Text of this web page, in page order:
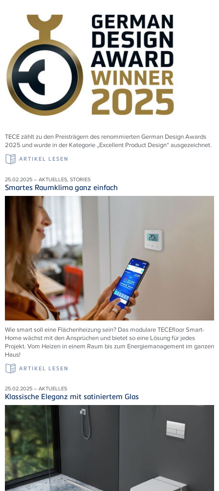
TECE zählt zu den Preisträgern des renommierten German Design Awards
2025 und wurde in der Kategorie „Excellent Product Design“ ausgezeichnet.
ARTIKEL LESEN
25.02.2025 – AKTUELLES, STORIES
Smartes Raumklima ganz einfach
Wie smart soll eine Flächenheizung sein? Das modulare TECEfloor Smart-
Home wächst mit den Ansprüchen und bietet so eine Lösung für jedes
Projekt. Vom Heizen in einem Raum bis zum Energiemanagement im ganzen
Haus!
ARTIKEL LESEN
25.02.2025 – AKTUELLES
Klassische Eleganz mit satiniertem Glas